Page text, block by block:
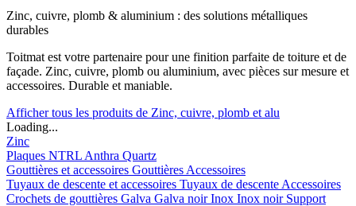
Zinc, cuivre, plomb & aluminium : des solutions métalliques
durables
Toitmat est votre partenaire pour une finition parfaite de toiture et de
façade. Zinc, cuivre, plomb ou aluminium, avec pièces sur mesure et
accessoires. Durable et maniable.
Afficher tous les produits de Zinc, cuivre, plomb et alu
Loading...
Zinc
Plaques NTRL Anthra Quartz
Gouttières et accessoires Gouttières Accessoires
Tuyaux de descente et accessoires Tuyaux de descente Accessoires
Crochets de gouttières Galva Galva noirInox Inox noir Support